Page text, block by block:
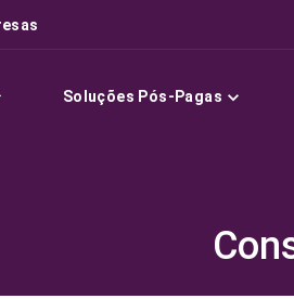
Soluções Pós-Pagas